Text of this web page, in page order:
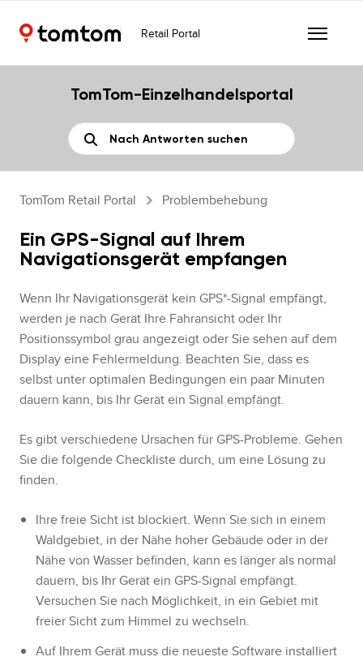
Retail Portal
TomTom-Einzelhandelsportal
TomTom Retail Portal Problembehebung
Ein GPS-Signal auf Ihrem
Navigationsgerät empfangen
Wenn Ihr Navigationsgerät kein GPS*-Signal empfängt,
werden je nach Gerät Ihre Fahransicht oder Ihr
Positionssymbol grau angezeigt oder Sie sehen auf dem
Display eine Fehlermeldung. Beachten Sie, dass es
selbst unter optimalen Bedingungen ein paar Minuten
dauern kann, bis Ihr Gerät ein Signal empfängt.
Es gibt verschiedene Ursachen für GPS-Probleme. Gehen
Sie die folgende Checkliste durch, um eine Lösung zu
finden.
Ihre freie Sicht ist blockiert. Wenn Sie sich in einem
Waldgebiet, in der Nähe hoher Gebäude oder in der
Nähe von Wasser befinden, kann es länger als normal
dauern, bis Ihr Gerät ein GPS-Signal empfängt.
Versuchen Sie nach Möglichkeit, in ein Gebiet mit
freier Sicht zum Himmel zu wechseln.
Auf Ihrem Gerät muss die neueste Software installiert